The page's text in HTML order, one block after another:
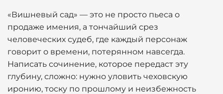
«Вишневый сад» — это не просто пьеса о
продаже имения, а тончайший срез
человеческих судеб, где каждый персонаж
говорит о времени, потерянном навсегда.
Написать сочинение, которое передаст эту
глубину, сложно: нужно уловить чеховскую
иронию, тоску по прошлому и неизбежность